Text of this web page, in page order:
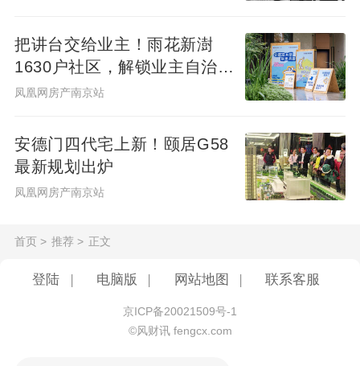
上浮的最高上限；而0.5%则为保障服务费。
记者从采访经纪公司负责人和以消费者身份
排名前五位的二手经纪公司，无一例外地需
要额外收取0.5%的交易保障服务费，也就是
一般中介所说的“担保费”。记者采访几家经纪
者可以不选择这项服务。但是当记者以购房
人身份走访各家门店时，中介的回答几乎全
把讲台交给业主！雨花新澍
1630户社区，解锁业主自治社
群新样本
凤凰网房产南京站
安德门四代宅上新！颐居G58
最新规划出炉
凤凰网房产南京站
首页 > 推荐 > 正文
登陆 电脑版 网站地图 联系客服
京ICP备20021509号-1
©风财讯 fengcx.com